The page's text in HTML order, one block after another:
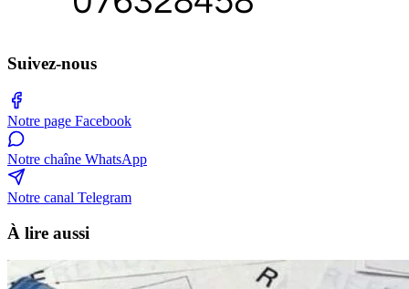
Suivez-nous
Notre page Facebook
Notre chaîne WhatsApp
Notre canal Telegram
À lire aussi